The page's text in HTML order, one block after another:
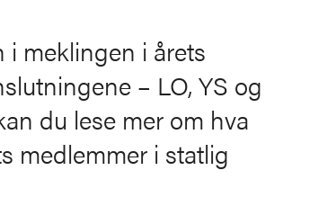
i meklingen i årets
– LO, YS og
du lese mer om hva
medlemmer i statlig